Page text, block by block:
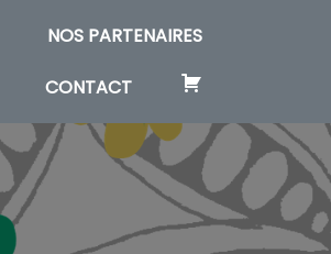
NOS PARTENAIRES
CONTACT